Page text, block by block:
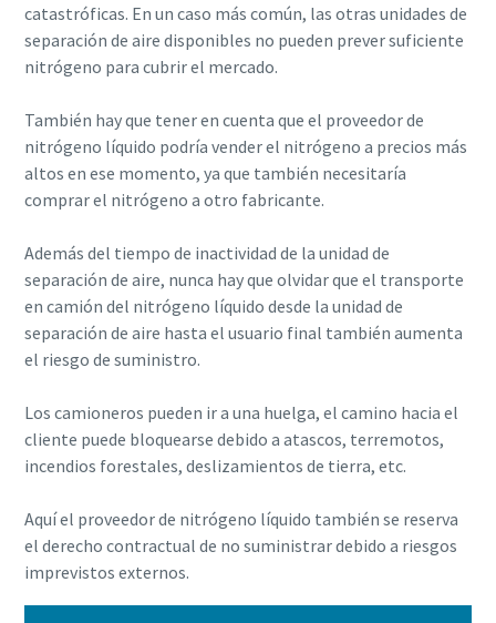
Aire comprimido y nitrógeno para la industria
de alimentación y bebidas
catastróficas. En un caso más común, las otras unidades de
separación de aire disponibles no pueden prever suficiente
nitrógeno para cubrir el mercado.
También hay que tener en cuenta que el proveedor de
nitrógeno líquido podría vender el nitrógeno a precios más
altos en ese momento, ya que también necesitaría
comprar el nitrógeno a otro fabricante.
Además del tiempo de inactividad de la unidad de
separación de aire, nunca hay que olvidar que el transporte
en camión del nitrógeno líquido desde la unidad de
separación de aire hasta el usuario final también aumenta
el riesgo de suministro.
Los camioneros pueden ir a una huelga, el camino hacia el
cliente puede bloquearse debido a atascos, terremotos,
incendios forestales, deslizamientos de tierra, etc.
Aquí el proveedor de nitrógeno líquido también se reserva
el derecho contractual de no suministrar debido a riesgos
imprevistos externos.